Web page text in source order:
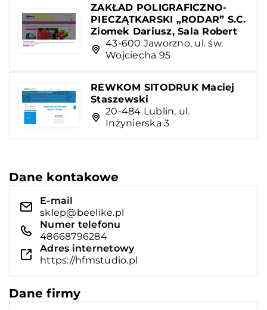
ZAKŁAD POLIGRAFICZNO-
PIECZĄTKARSKI „RODAR” S.C.
Ziomek Dariusz, Sala Robert
43-600 Jaworzno, ul. św.
Wojciecha 95
REWKOM SITODRUK Maciej
Staszewski
20-484 Lublin, ul.
Inżynierska 3
Dane kontakowe
E-mail
sklep@beelike.pl
Numer telefonu
48668796284
Adres internetowy
https://hfmstudio.pl
Dane firmy